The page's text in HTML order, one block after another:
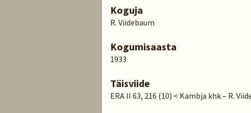
Koguja
R. Viidebaum
Kogumisaasta
1933
Täisviide
ERA II 63, 216 (10) < Kambja khk – R.